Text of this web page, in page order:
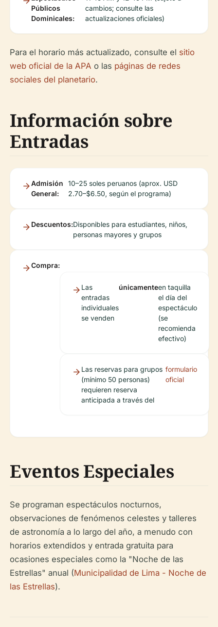
Públicos
Dominicales:
cambios; consulte las
actualizaciones oficiales)
Para el horario más actualizado, consulte el sitio
web oficial de la APA o las páginas de redes
sociales del planetario.
Información sobre
Entradas
Admisión
General:
10–25 soles peruanos (aprox. USD
2.70–$6.50, según el programa)
Descuentos:Disponibles para estudiantes, niños,
personas mayores y grupos
Compra:
Las
entradas
individuales
se venden
únicamenteen taquilla
el día del
espectáculo
(se
recomienda
efectivo)
Las reservas para grupos
(mínimo 50 personas)
requieren reserva
anticipada a través del
formulario
oficial
Eventos Especiales
Se programan espectáculos nocturnos,
observaciones de fenómenos celestes y talleres
de astronomía a lo largo del año, a menudo con
horarios extendidos y entrada gratuita para
ocasiones especiales como la "Noche de las
Estrellas" anual (Municipalidad de Lima - Noche de
las Estrellas).